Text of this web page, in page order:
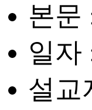
본문
일자
설교